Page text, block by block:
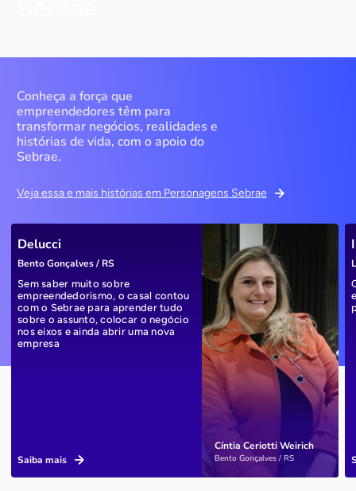
Conheça a força que
empreendedores têm para
transformar negócios, realidades e
histórias de vida, com o apoio do
Sebrae.
Veja essa e mais histórias em Personagens Sebrae
Cíntia Ceriotti Weirich
Bento Gonçalves / RS
Delucci
Bento Gonçalves / RS
Sem saber muito sobre
empreendedorismo, o casal contou
com o Sebrae para aprender tudo
sobre o assunto, colocar o negócio
nos eixos e ainda abrir uma nova
empresa
Saiba mais